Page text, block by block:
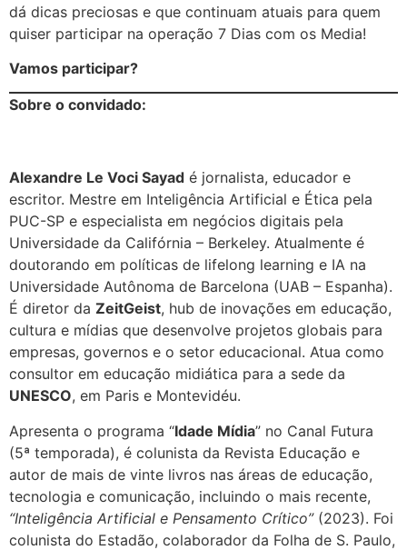
dá dicas preciosas e que continuam atuais para quem
quiser participar na operação 7 Dias com os Media!
Vamos participar?
Sobre o convidado:
Alexandre Le Voci Sayad é jornalista, educador e
escritor. Mestre em Inteligência Artificial e Ética pela
PUC-SP e especialista em negócios digitais pela
Universidade da Califórnia – Berkeley. Atualmente é
doutorando em políticas de lifelong learning e IA na
Universidade Autônoma de Barcelona (UAB – Espanha).
É diretor da ZeitGeist, hub de inovações em educação,
cultura e mídias que desenvolve projetos globais para
empresas, governos e o setor educacional. Atua como
consultor em educação midiática para a sede da
UNESCO, em Paris e Montevidéu.
Apresenta o programa “Idade Mídia” no Canal Futura
(5ª temporada), é colunista da Revista Educação e
autor de mais de vinte livros nas áreas de educação,
tecnologia e comunicação, incluindo o mais recente,
“Inteligência Artificial e Pensamento Crítico”(2023). Foi
colunista do Estadão, colaborador da Folha de S. Paulo,